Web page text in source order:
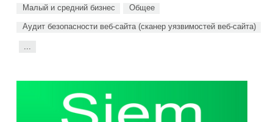
Малый и средний бизнес Общее
Аудит безопасности веб-сайта (сканер уязвимостей веб-сайта)
...